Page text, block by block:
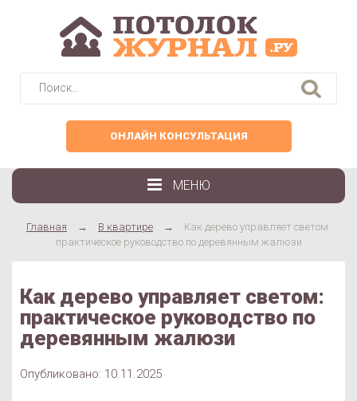
Найти:
ОНЛАЙН КОНСУЛЬТАЦИЯ
МЕНЮ
Главная → В квартире →
Как дерево управляет светом:
практическое руководство по деревянным жалюзи
Как дерево управляет светом:
практическое руководство по
деревянным жалюзи
Опубликовано: 10.11.2025